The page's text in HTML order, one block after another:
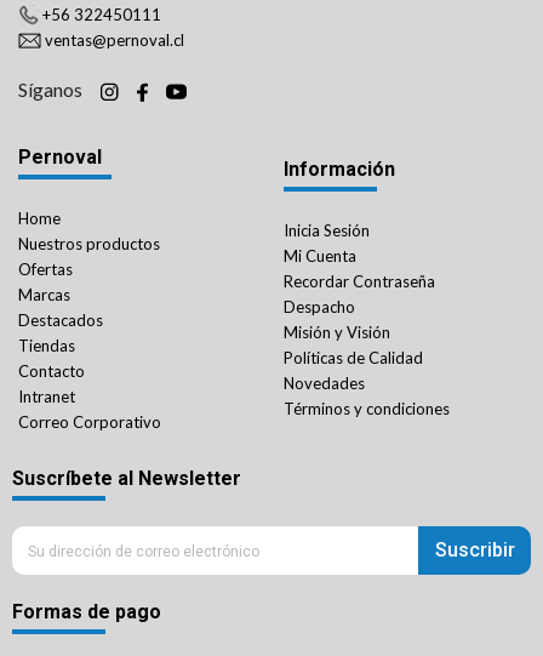
+56 322450111
ventas@pernoval.cl
Síganos
Pernoval
Home
Nuestros productos
Ofertas
Marcas
Destacados
Tiendas
Contacto
Intranet
Correo Corporativo
Información
Inicia Sesión
Mi Cuenta
Recordar Contraseña
Despacho
Misión y Visión
Políticas de Calidad
Novedades
Términos y condiciones
Suscríbete al Newsletter
Suscribir
Formas de pago